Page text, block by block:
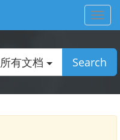
所有文档 Search